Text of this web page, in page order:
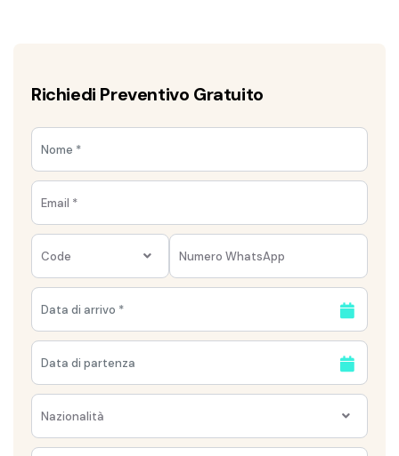
Richiedi Preventivo Gratuito
Code
Nazionalità